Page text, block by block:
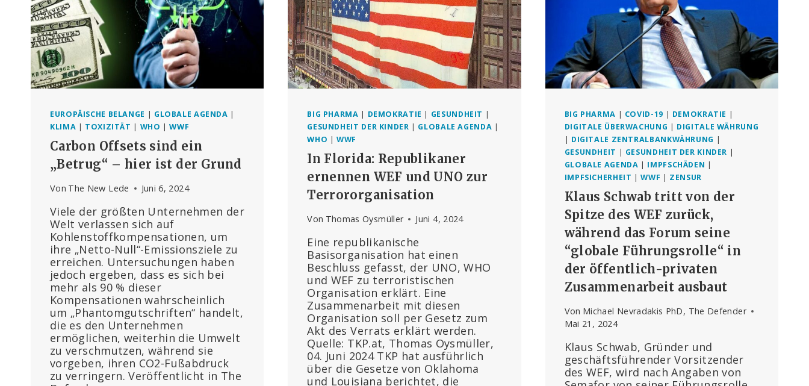
EUROPÄISCHE BELANGE | GLOBALE AGENDA |
KLIMA | TOXIZITÄT | WHO |WWF
Carbon Offsets sind ein
„Betrug“ – hier ist der Grund
Von The New Lede Juni 6, 2024
Viele der größten Unternehmen der
Welt verlassen sich auf
Kohlenstoffkompensationen, um
ihre „Netto-Null“-Emissionsziele zu
erreichen. Untersuchungen haben
jedoch ergeben, dass es sich bei
mehr als 90 % dieser
Kompensationen wahrscheinlich
um „Phantomgutschriften“ handelt,
die es den Unternehmen
ermöglichen, weiterhin die Umwelt
zu verschmutzen, während sie
vorgeben, ihren CO2-Fußabdruck
zu verringern. Veröffentlicht in The
BIG PHARMA | DEMOKRATIE | GESUNDHEIT |
GESUNDHEIT DER KINDER | GLOBALE AGENDA |
WHO |WWF
In Florida: Republikaner
ernennen WEF und UNO zur
Terrororganisation
Von Thomas Oysmüller Juni 4, 2024
Eine republikanische
Basisorganisation hat einen
Beschluss gefasst, der UNO, WHO
und WEF zu terroristischen
Organisation erklärt. Eine
Zusammenarbeit mit diesen
Organisation soll per Gesetz zum
Akt des Verrats erklärt werden.
Quelle: TKP.at, Thomas Oysmüller,
04. Juni 2024 TKP hat ausführlich
über die Gesetze von Oklahoma
und Louisiana berichtet, die
BIG PHARMA | COVID-19 | DEMOKRATIE |
DIGITALE ÜBERWACHUNG | DIGITALE WÄHRUNG
| DIGITALE ZENTRALBANKWÄHRUNG |
GESUNDHEIT | GESUNDHEIT DER KINDER |
GLOBALE AGENDA | IMPFSCHÄDEN |
IMPFSICHERHEIT |WWF | ZENSUR
Klaus Schwab tritt von der
Spitze des WEF zurück,
während das Forum seine
“globale Führungsrolle“ in
der öffentlich-privaten
Zusammenarbeit ausbaut
Von Michael Nevradakis PhD, The Defender
Mai 21, 2024
Klaus Schwab, Gründer und
geschäftsführender Vorsitzender
des WEF, wird nach Angaben von